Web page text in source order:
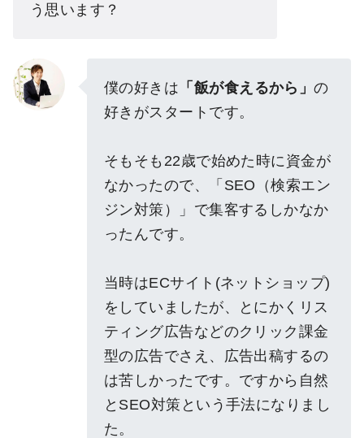
う思います？
僕の好きは 「飯が食えるから」の
好きがスタートです。
そもそも22歳で始めた時に資金が
なかったので、「SEO（検索エン
ジン対策）」で集客するしかなか
ったんです。
当時はECサイト(ネットショップ)
をしていましたが、とにかくリス
ティング広告などのクリック課金
型の広告でさえ、広告出稿するの
は苦しかったです。ですから自然
とSEO対策という手法になりまし
た。